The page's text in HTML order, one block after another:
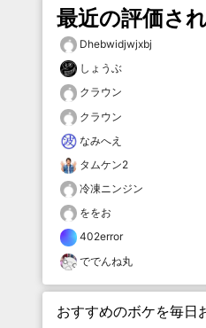
最近の評価さ
Dhebwidjwjxbj
しょうぶ
クラウン
クラウン
なみへえ
タムケン2
冷凍ニンジン
ををお
402error
ででんね丸
おすすめのボケを毎日